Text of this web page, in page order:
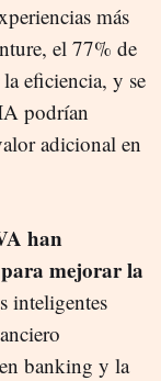
más
el 77% de
eficiencia, y se
podrían
adicional en
han
mejorar la
inteligentes
banking y la